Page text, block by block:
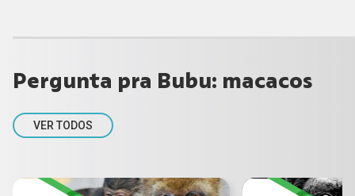
Pergunta pra Bubu: macacos
VER TODOS